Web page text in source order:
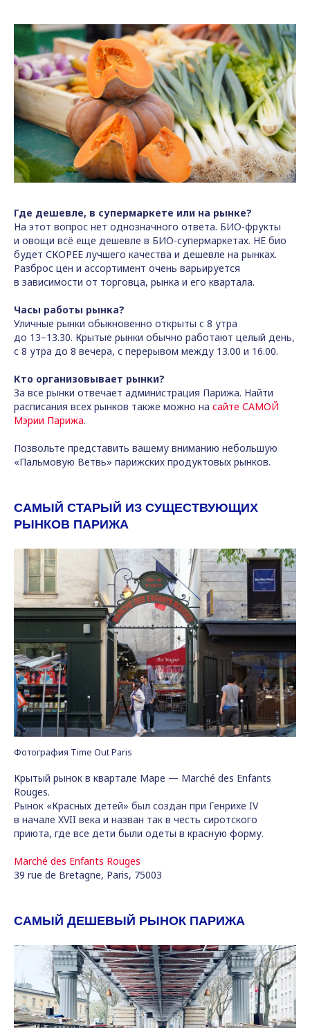
Где дешевле, в супермаркете или на рынке?
На этот вопрос нет однозначного ответа. БИО-фрукты
и овощи всё еще дешевле в БИО-супермаркетах. НЕ био
будет СКОРЕЕ лучшего качества и дешевле на рынках.
Разброс цен и ассортимент очень варьируется
в зависимости от торговца, рынка и его квартала.
Часы работы рынка?
Уличные рынки обыкновенно открыты с 8 утра
до 13−13.30. Крытые рынки обычно работают целый день,
с 8 утра до 8 вечера, с перерывом между 13.00 и 16.00.
Кто организовывает рынки?
За все рынки отвечает администрация Парижа. Найти
расписания всех рынков также можно на сайте САМОЙ
Мэрии Парижа.
Позвольте представить вашему вниманию небольшую
«Пальмовую Ветвь» парижских продуктовых рынков.
САМЫЙ СТАРЫЙ ИЗ СУЩЕСТВУЮЩИХ
РЫНКОВ ПАРИЖА
Фотография Time Out Paris
Крытый рынок в квартале Маре — Marché des Enfants
Rouges.
Рынок «Красных детей» был создан при Генрихе IV
в начале XVII века и назван так в честь сиротского
приюта, где все дети были одеты в красную форму.
Marché des Enfants Rouges
39 rue de Bretagne, Paris, 75003
САМЫЙ ДЕШЕВЫЙ РЫНОК ПАРИЖА